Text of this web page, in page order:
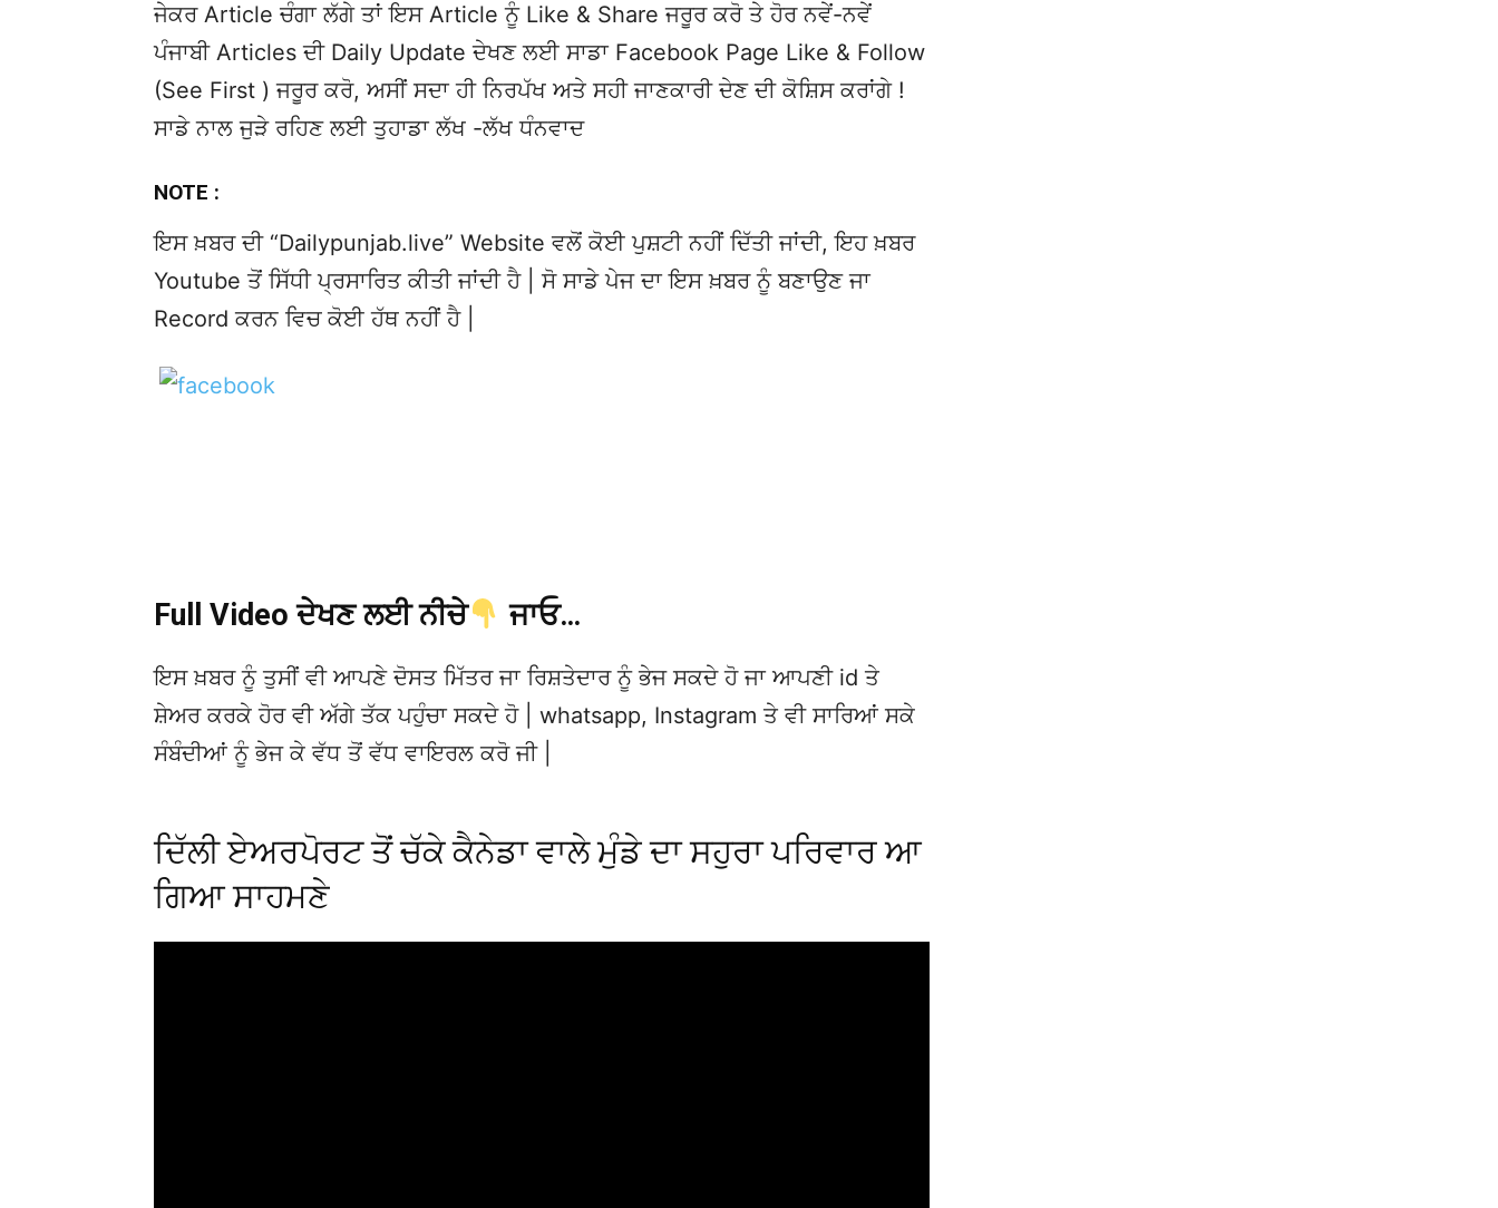
ਜੇਕਰ Article ਚੰਗਾ ਲੱਗੇ ਤਾਂ ਇਸ Article ਨੂੰ Like & Share ਜਰੂਰ ਕਰੋ ਤੇ ਹੋਰ ਨਵੇਂ-ਨਵੇਂ
ਪੰਜਾਬੀ Articles ਦੀ Daily Update ਦੇਖਣ ਲਈ ਸਾਡਾ Facebook Page Like & Follow
(See First ) ਜਰੂਰ ਕਰੋ, ਅਸੀਂ ਸਦਾ ਹੀ ਨਿਰਪੱਖ ਅਤੇ ਸਹੀ ਜਾਣਕਾਰੀ ਦੇਣ ਦੀ ਕੋਸ਼ਿਸ ਕਰਾਂਗੇ !
ਸਾਡੇ ਨਾਲ ਜੁੜੇ ਰਹਿਣ ਲਈ ਤੁਹਾਡਾ ਲੱਖ -ਲੱਖ ਧੰਨਵਾਦ
NOTE :
ਇਸ ਖ਼ਬਰ ਦੀ “Dailypunjab.live” Website ਵਲੋਂ ਕੋਈ ਪੁਸ਼ਟੀ ਨਹੀਂ ਦਿੱਤੀ ਜਾਂਦੀ, ਇਹ ਖ਼ਬਰ
Youtube ਤੋਂ ਸਿੱਧੀ ਪ੍ਰਸਾਰਿਤ ਕੀਤੀ ਜਾਂਦੀ ਹੈ | ਸੋ ਸਾਡੇ ਪੇਜ ਦਾ ਇਸ ਖ਼ਬਰ ਨੂੰ ਬਣਾਉਣ ਜਾ
Record ਕਰਨ ਵਿਚ ਕੋਈ ਹੱਥ ਨਹੀਂ ਹੈ |
Full Video ਦੇਖਣ ਲਈ ਨੀਚੇ ਜਾਓ…
ਇਸ ਖ਼ਬਰ ਨੂੰ ਤੁਸੀਂ ਵੀ ਆਪਣੇ ਦੋਸਤ ਮਿੱਤਰ ਜਾ ਰਿਸ਼ਤੇਦਾਰ ਨੂੰ ਭੇਜ ਸਕਦੇ ਹੋ ਜਾ ਆਪਣੀ id ਤੇ
ਸ਼ੇਅਰ ਕਰਕੇ ਹੋਰ ਵੀ ਅੱਗੇ ਤੱਕ ਪਹੁੰਚਾ ਸਕਦੇ ਹੋ | whatsapp, Instagram ਤੇ ਵੀ ਸਾਰਿਆਂ ਸਕੇ
ਸੰਬੰਦੀਆਂ ਨੂੰ ਭੇਜ ਕੇ ਵੱਧ ਤੋਂ ਵੱਧ ਵਾਇਰਲ ਕਰੋ ਜੀ |
ਦਿੱਲੀ ਏਅਰਪੋਰਟ ਤੋਂ ਚੱਕੇ ਕੈਨੇਡਾ ਵਾਲੇ ਮੁੰਡੇ ਦਾ ਸਹੁਰਾ ਪਰਿਵਾਰ ਆ
ਗਿਆ ਸਾਹਮਣੇ